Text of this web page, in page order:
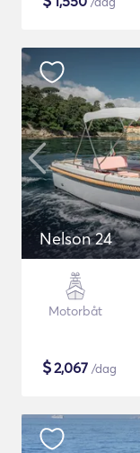
Nelson 24
Motorbåt
$2,067 /dag